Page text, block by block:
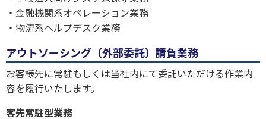
・金融機関系オペレーション業務
・物流系ヘルプデスク業務
アウトソーシング（外部委託）請負業務
お客様先に常駐もしくは当社内にて委託いただける作業内
容を履行いたします。
客先常駐型業務